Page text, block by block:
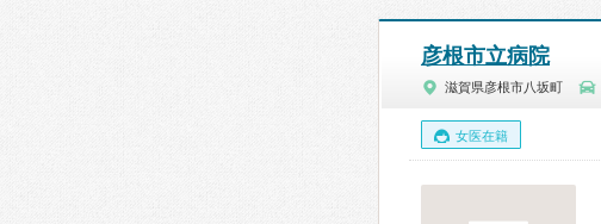
彦根市立病院
滋賀県彦根市八坂町
女医在籍